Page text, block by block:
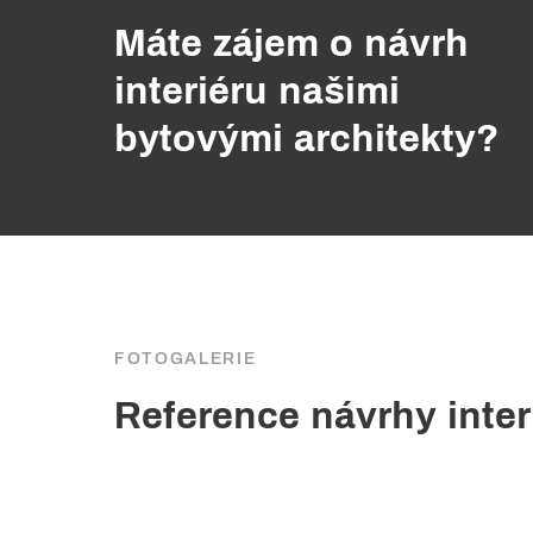
Máte zájem o návrh
interiéru našimi
bytovými architekty?
FOTOGALERIE
Reference návrhy